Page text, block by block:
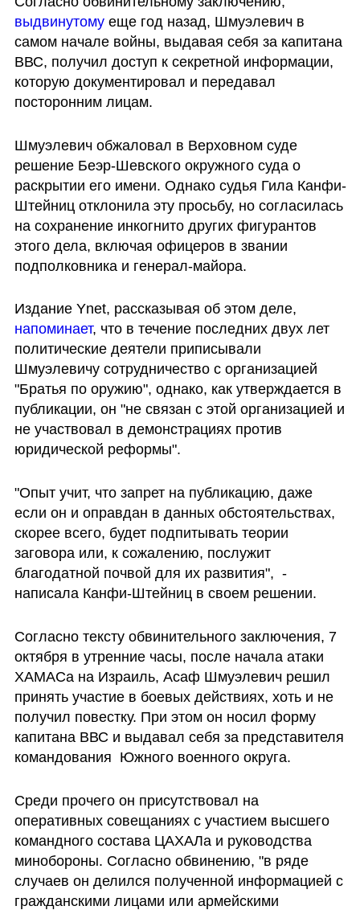
выдвинутому еще год назад, Шмуэлевич в
самом начале войны, выдавая себя за капитана
ВВС, получил доступ к секретной информации,
которую документировал и передавал
посторонним лицам.
Шмуэлевич обжаловал в Верховном суде
решение Беэр-Шевского окружного суда о
раскрытии его имени. Однако судья Гила Канфи-
Штейниц отклонила эту просьбу, но согласилась
на сохранение инкогнито других фигурантов
этого дела, включая офицеров в звании
подполковника и генерал-майора.
напоминает, что в течение последних двух лет
политические деятели приписывали
Шмуэлевичу сотрудничество с организацией
"Братья по оружию", однако, как утверждается в
публикации, он "не связан с этой организацией и
не участвовал в демонстрациях против
юридической реформы".
"Опыт учит, что запрет на публикацию, даже
если он и оправдан в данных обстоятельствах,
скорее всего, будет подпитывать теории
заговора или, к сожалению, послужит
благодатной почвой для их развития",  -
написала Канфи-Штейниц в своем решении.
Согласно тексту обвинительного заключения, 7
октября в утренние часы, после начала атаки
ХАМАСа на Израиль, Асаф Шмуэлевич решил
принять участие в боевых действиях, хоть и не
получил повестку. При этом он носил форму
капитана ВВС и выдавал себя за представителя
командования  Южного военного округа.
Среди прочего он присутствовал на
оперативных совещаниях с участием высшего
командного состава ЦАХАЛа и руководства
минобороны. Согласно обвинению, "в ряде
случаев он делился полученной информацией с
гражданскими лицами или армейскими